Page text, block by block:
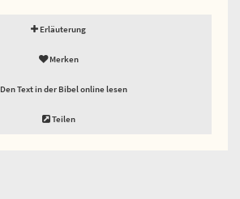
Erläuterung
Merken
Den Text in der Bibel online lesen
Teilen